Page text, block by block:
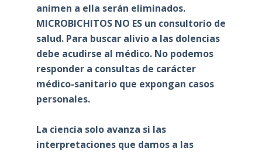
animen a ella serán eliminados.
MICROBICHITOS NO ES un consultorio de
salud. Para buscar alivio a las dolencias
debe acudirse al médico. No podemos
responder a consultas de carácter
médico-sanitario que expongan casos
personales.
La ciencia solo avanza si las
interpretaciones que damos a las